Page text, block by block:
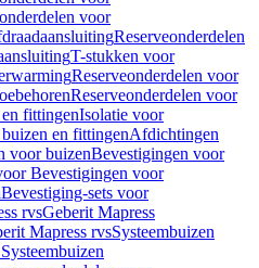
voor
Reserveonderdelen
T-stukken voor
Reserveonderdelen voor
Reserveonderdelen voor
fittingenIsolatie voor
en fittingenAfdichtingen
voor buizenBevestigingen voor
Bevestigingen voor
Bevestiging-sets voor
rvsGeberit Mapress
Mapress rvsSysteembuizen